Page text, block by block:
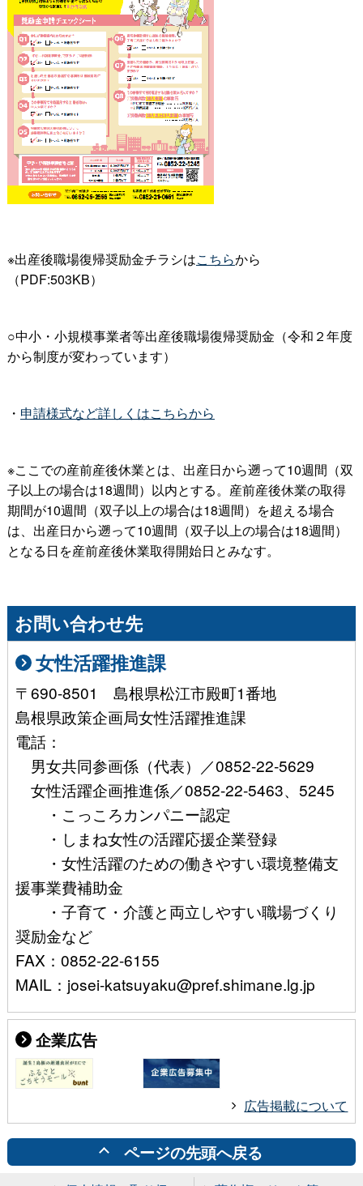
※出産後職場復帰奨励金チラシはこちらから
（PDF:503KB）
○中小・小規模事業者等出産後職場復帰奨励金（令和２年度
から制度が変わっています）
・ 申請様式など詳しくはこちらから
※ここでの産前産後休業とは、出産日から遡って10週間（双
子以上の場合は18週間）以内とする。産前産後休業の取得
期間が10週間（双子以上の場合は18週間）を超える場合
は、出産日から遡って10週間（双子以上の場合は18週間）
となる日を産前産後休業取得開始日とみなす。
お問い合わせ先
女性活躍推進課
〒690-8501 島根県松江市殿町1番地
島根県政策企画局女性活躍推進課
電話：
男女共同参画係（代表）／0852-22-5629
女性活躍企画推進係／0852-22-5463、5245
・こっころカンパニー認定
・しまね女性の活躍応援企業登録
・女性活躍のための働きやすい環境整備支
援事業費補助金
・子育て・介護と両立しやすい職場づくり
奨励金など
FAX：0852-22-6155
MAIL：josei-katsuyaku@pref.shimane.lg.jp
企業広告
広告掲載について
ページの先頭へ戻る